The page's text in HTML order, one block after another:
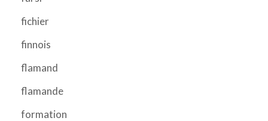
fichier
finnois
flamand
flamande
formation